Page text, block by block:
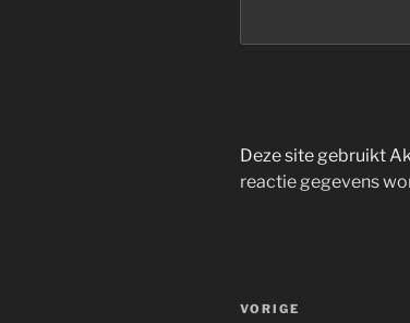
Deze site gebruikt
reactie gegevens
Bericht
Vorig
VORIGE